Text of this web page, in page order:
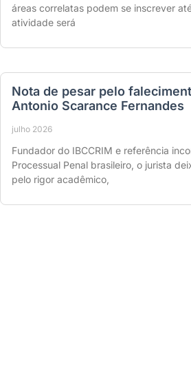
áreas correlatas podem se inscrever
atividade será
Nota de pesar pelo
Antonio Scarance Fernandes
julho 2026
Fundador do IBCCRIM e referência
Processual Penal brasileiro, o jurista
pelo rigor acadêmico,